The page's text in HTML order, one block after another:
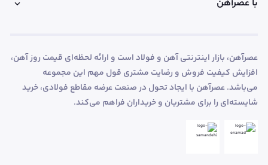
با عصرآهن
عصرآهن، بازار اینترنتی آهن و فولاد است و ارائه لحظه‌ای قیمت روز آهن،
افزایش کیفیت فروش و رضایت مشتری قول مهم این مجموعه
می‌باشد. عصرآهن با ایجاد تحول در صنعت عرضه مقاطع فولادی، خرید
شایسته‌ای را برای مشتریان و خریداران فراهم می‌کند.